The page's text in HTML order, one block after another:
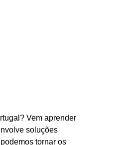
Vem aprender
soluções
tornar os